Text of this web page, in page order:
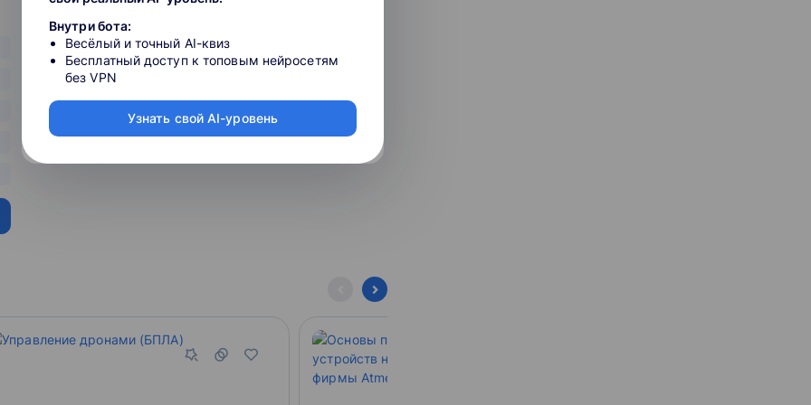
35-и крупнейших EdTech компаний России, поставив
10 крупнейших EdTech-компаний, составленном РБК,
в компании до 70 %. В ноябре 2020 года сооснователь
Внутри бота:
Весёлый и точный AI-квиз
Бесплатный доступ к топовым нейросетям
без VPN
Узнать свой AI-уровень